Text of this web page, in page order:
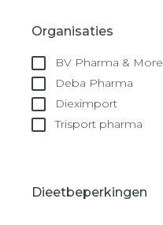
Organisaties
BV Pharma & More
Deba Pharma
Dieximport
Trisport pharma
Dieetbeperkingen